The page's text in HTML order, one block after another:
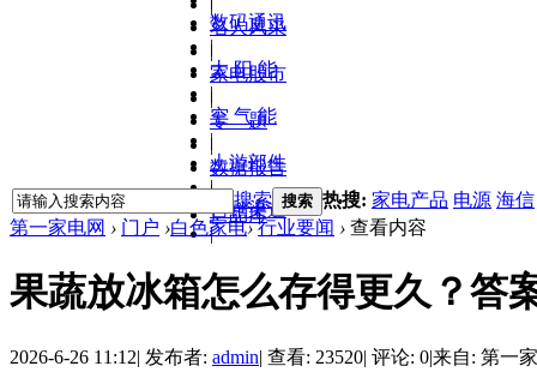
|
名人风采
|
家电股市
|
专 题
|
数据报告
|
产品库
数码通讯
|
太 阳 能
|
空 气 能
|
上游部件
|
营销渠道
|
搜索 搜索 热搜: 家电产品 电源 海信
第一家电网 › 门户 ›白色家电› 行业要闻 › 查看内容
果蔬放冰箱怎么存得更久？答
2026-6-26 11:12| 发布者: admin| 查看: 23520| 评论: 0|来自: 第一